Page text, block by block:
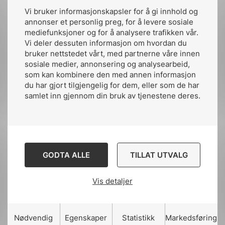
Vi bruker informasjonskapsler for å gi innhold og
annonser et personlig preg, for å levere sosiale
mediefunksjoner og for å analysere trafikken vår.
Vi deler dessuten informasjon om hvordan du
bruker nettstedet vårt, med partnerne våre innen
sosiale medier, annonsering og analysearbeid,
som kan kombinere den med annen informasjon
du har gjort tilgjengelig for dem, eller som de har
samlet inn gjennom din bruk av tjenestene deres.
GODTA ALLE TILLAT UTVALG
Vis detaljer
Nødvendig Egenskaper Statistikk Markedsføring
Håkon Rem, Nemko
NEKs styreleder Håkon Remredegjør om NEKs
virksomhet i 2025. Rem vil redegjøre om nok et
godt år i NEK, hvor standardiseringsarbeidet og
arbeidet med utbredelse av standarder er styrket.
(som vil bli tilgjengelig på NEKs nettside før
årsmøtet). Årsmeldingen gir ytterlig detaljer om
året som har gått.
2. Lokal energi, lagring og
fleksibilitet
Åpne
3. IEC Young
Professionals
Åpne
standardiseringsarbeidet i 2025